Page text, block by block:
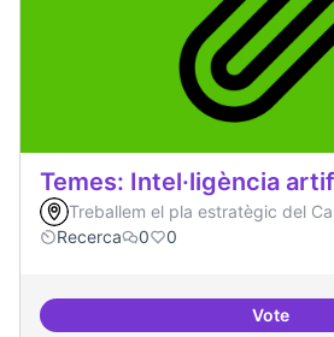
Temes: Intel·ligència
Treballem el pla estratègic del
Recerca
0 0
VoteTemes: